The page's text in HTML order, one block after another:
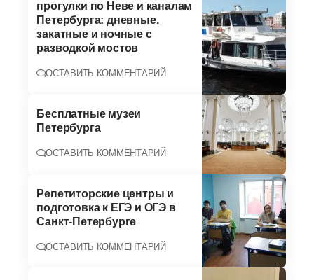
прогулки по Неве и каналам
Петербурга: дневные,
закатные и ночные с
разводкой мостов
ОСТАВИТЬ КОММЕНТАРИЙ
Бесплатные музеи
Петербурга
ОСТАВИТЬ КОММЕНТАРИЙ
Репетиторские центры и
подготовка к ЕГЭ и ОГЭ в
Санкт-Петербурге
ОСТАВИТЬ КОММЕНТАРИЙ